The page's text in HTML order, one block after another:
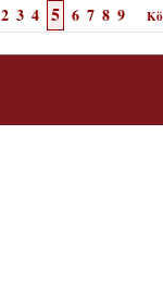
2 3 4 5 6 7 8 9